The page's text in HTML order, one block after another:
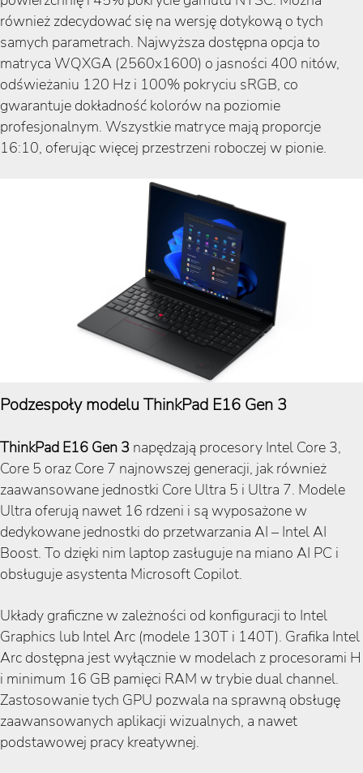
również zdecydować się na wersję dotykową o tych
samych parametrach. Najwyższa dostępna opcja to
matryca WQXGA (2560x1600) o jasności 400 nitów,
odświeżaniu 120 Hz i 100% pokryciu sRGB, co
gwarantuje dokładność kolorów na poziomie
profesjonalnym. Wszystkie matryce mają proporcje
16:10, oferując więcej przestrzeni roboczej w pionie.
Podzespoły modelu ThinkPad E16 Gen 3
ThinkPad E16 Gen 3 napędzają procesory Intel Core 3,
Core 5 oraz Core 7 najnowszej generacji, jak również
zaawansowane jednostki Core Ultra 5 i Ultra 7. Modele
Ultra oferują nawet 16 rdzeni i są wyposażone w
dedykowane jednostki do przetwarzania AI – Intel AI
Boost. To dzięki nim laptop zasługuje na miano AI PC i
obsługuje asystenta Microsoft Copilot.
Układy graficzne w zależności od konfiguracji to Intel
Graphics lub Intel Arc (modele 130T i 140T). Grafika Intel
Arc dostępna jest wyłącznie w modelach z procesorami H
i minimum 16 GB pamięci RAM w trybie dual channel.
Zastosowanie tych GPU pozwala na sprawną obsługę
zaawansowanych aplikacji wizualnych, a nawet
podstawowej pracy kreatywnej.